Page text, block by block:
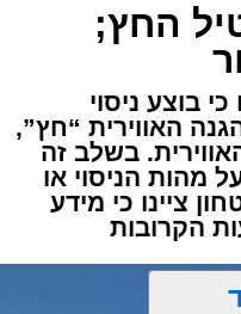
, אשדוד
אלימות חמור
(רביעי) באחד
נדקר נער בן
עם קבלת הדיווח במוקד 100 ובמוקדי החירום,
יחד עם שוטרי
לזירה העניקו
החץ;
בוצע ניסוי
האווירית “חץ”,
בשלב זה
מהות הניסוי או
ציינו כי מידע
הקרובות